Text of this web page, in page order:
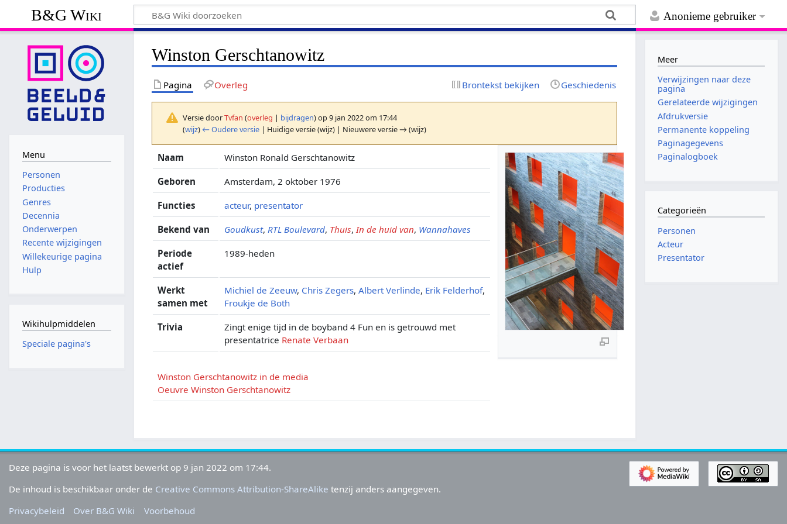
Anonieme gebruiker
B&G Wiki
Winston Gerschtanowitz
Pagina Overleg Brontekst bekijken Geschiedenis
Versie doorTvfan (overleg | bijdragen)op 9 jan 2022 om 17:44
(wijz) ← Oudere versie | Huidige versie (wijz) | Nieuwere versie → (wijz)
Naam Winston Ronald Gerschtanowitz
Geboren Amsterdam, 2 oktober 1976
Functies acteur, presentator
Bekend van Goudkust, RTL Boulevard, Thuis, In de huid van, Wannahaves
Periode
actief
1989-heden
Werkt
samen met
Michiel de Zeeuw, Chris Zegers,Albert Verlinde, Erik Felderhof,
Froukje de Both
Trivia
Zingt enige tijd in de boyband 4 Fun en is getrouwd met
presentatrice Renate Verbaan
Winston Gerschtanowitz in de media
Oeuvre Winston Gerschtanowitz
Menu
Personen
Producties
Genres
Decennia
Onderwerpen
Recente wijzigingen
Willekeurige pagina
Hulp
Wikihulpmiddelen
Speciale pagina's
Meer
Verwijzingen naar deze
pagina
Gerelateerde wijzigingen
Afdrukversie
Permanente koppeling
Paginagegevens
Paginalogboek
Categorieën
Personen
Acteur
Presentator
Deze pagina is voor het laatst bewerkt op 9 jan 2022 om 17:44.
De inhoud is beschikbaar onder de Creative Commons Attribution-ShareAlike tenzij anders aangegeven.
Privacybeleid
Over B&G Wiki Voorbehoud